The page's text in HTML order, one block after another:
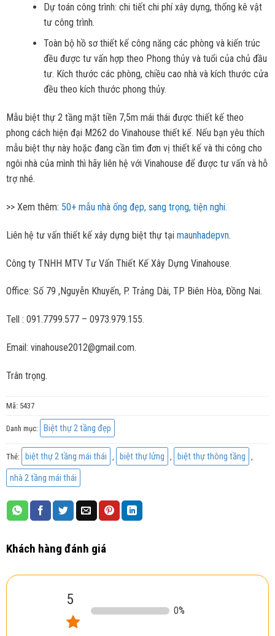
Dự toán công trình: chi tiết chi phí xây dựng, thống kê vật
tư công trình.
Toàn bộ hồ sơ thiết kế công năng các phòng và kiến trúc
đều được tư vấn hợp theo Phong thủy và tuổi của chủ đầu
tư. Kích thước các phòng, chiều cao nhà và kích thước cửa
đều theo kích thước phong thủy.
Mẫu biệt thự 2 tầng mặt tiền 7,5m mái thái được thiết kế theo
phong cách hiện đại M262 do Vinahouse thiết kế. Nếu bạn yêu thích
mẫu biệt thự này hoặc đang cần tìm đơn vị thiết kế và thi công cho
ngôi nhà của mình thì hãy liên hệ với Vinahouse để được tư vấn và hỗ
trợ nhé.
>> Xem thêm: 50+ mẫu nhà ống đẹp, sang trọng, tiện nghi.
Liên hệ tư vấn thiết kế xây dựng biệt thự tại maunhadepvn.
Công ty TNHH MTV Tư Vấn Thiết Kế Xây Dựng Vinahouse.
Office: Số 79 ,Nguyễn Khuyến, P. Trảng Dài, TP Biên Hòa, Đồng Nai.
Tell : 091.7799.577 – 0973.979.155.
Email: vinahouse2012@gmail.com.
Trân trọng.
Mã: 5437
Danh mục: Biệt thự 2 tầng đẹp
Thẻ: biệt thự 2 tầng mái thái biệt thự lửng biệt thự thông tầng
nhà 2 tầng mái thái
Khách hàng đánh giá
5
0%